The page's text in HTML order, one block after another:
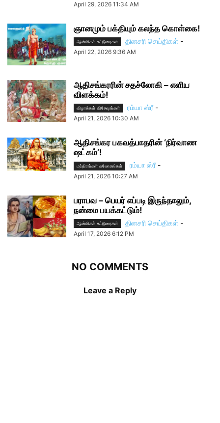
April 29, 2026 11:34 AM
ஞானமும் பக்தியும் கலந்த கொள்கை!
ஆன்மிகக் கட்டுரைகள் தினசரி செய்திகள் -
April 22, 2026 9:36 AM
ஆதிசங்கரரின் சதச்லோகி – எளிய
விளக்கம்!
விழாக்கள் விசேஷங்கள் ரம்யா ஸ்ரீ -
April 21, 2026 10:30 AM
ஆதிசங்கர பகவத்பாதரின் ‘நிர்வாண
ஷட்கம்’!
மந்திரங்கள் சுலோகங்கள் ரம்யா ஸ்ரீ -
April 21, 2026 10:27 AM
பராபவ – பெயர் எப்படி இருந்தாலும்,
நன்மை பயக்கட்டும்!
ஆன்மிகக் கட்டுரைகள் தினசரி செய்திகள் -
April 17, 2026 6:12 PM
NO COMMENTS
Leave a Reply